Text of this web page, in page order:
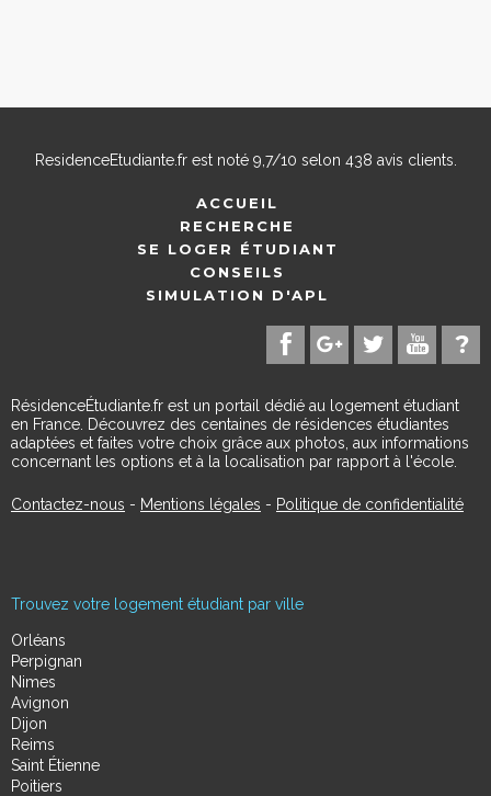
ResidenceEtudiante.frest noté 9,7/10 selon 438 avis clients.
ACCUEIL
RECHERCHE
SE LOGER ÉTUDIANT
CONSEILS
SIMULATION D'APL
RésidenceÉtudiante.fr est un portail dédié au logement étudiant
en France. Découvrez des centaines de résidences étudiantes
adaptées et faites votre choix grâce aux photos, aux informations
concernant les options et à la localisation par rapport à l'école.
Contactez-nous - Mentions légales - Politique de confidentialité
Trouvez votre logement étudiant par ville
Orléans
Perpignan
Nimes
Avignon
Dijon
Reims
Saint Étienne
Poitiers